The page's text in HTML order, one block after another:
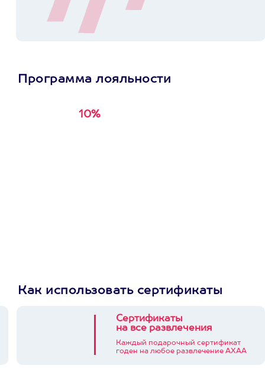
Программа лояльности
10%
Как использовать сертификаты
Сертификаты
на все развлечения
Каждый подарочный сертификат
годен на любое развлечение АХАА